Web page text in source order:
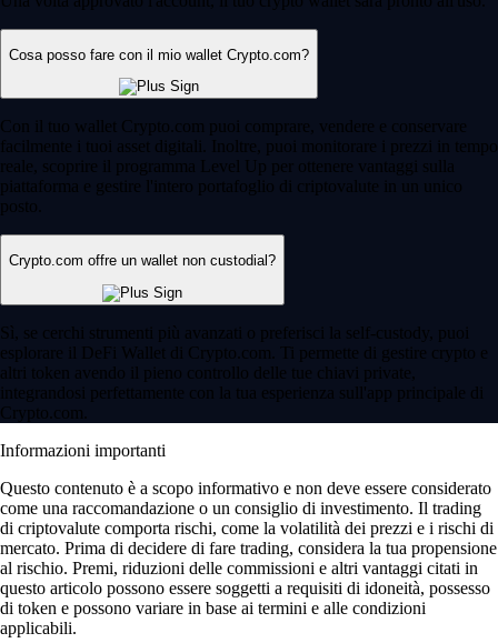
Cosa posso fare con il mio wallet Crypto.com?
Con il tuo wallet Crypto.com puoi comprare, vendere e conservare
facilmente i tuoi asset digitali. Inoltre, puoi monitorare i prezzi in tempo
reale, scoprire il programma Level Up per ottenere vantaggi sulla
piattaforma e gestire l'intero portafoglio di criptovalute in un unico
posto.
Crypto.com offre un wallet non custodial?
Sì, se cerchi strumenti più avanzati o preferisci la self-custody, puoi
esplorare il DeFi Wallet di Crypto.com. Ti permette di gestire crypto e
altri token avendo il pieno controllo delle tue chiavi private,
integrandosi perfettamente con la tua esperienza sull'app principale di
Crypto.com.
Informazioni importanti
Questo contenuto è a scopo informativo e non deve essere considerato
come una raccomandazione o un consiglio di investimento. Il trading
di criptovalute comporta rischi, come la volatilità dei prezzi e i rischi di
mercato. Prima di decidere di fare trading, considera la tua propensione
al rischio. Premi, riduzioni delle commissioni e altri vantaggi citati in
questo articolo possono essere soggetti a requisiti di idoneità, possesso
di token e possono variare in base ai termini e alle condizioni
applicabili.